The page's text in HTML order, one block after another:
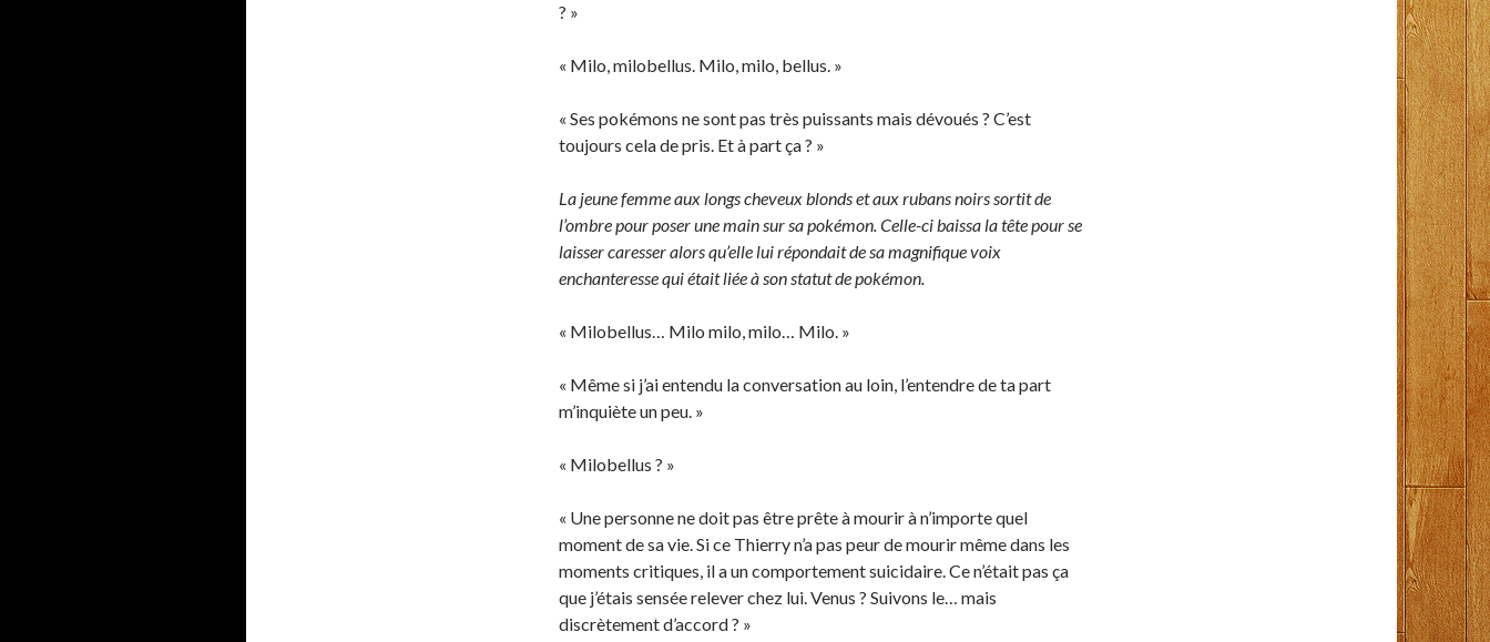
? »
« Milo, milobellus. Milo, milo, bellus. »
« Ses pokémons ne sont pas très puissants mais dévoués ? C’est
toujours cela de pris. Et à part ça ? »
La jeune femme aux longs cheveux blonds et aux rubans noirs sortit de
l’ombre pour poser une main sur sa pokémon. Celle-ci baissa la tête pour se
laisser caresser alors qu’elle lui répondait de sa magnifique voix
enchanteresse qui était liée à son statut de pokémon.
« Milobellus… Milo milo, milo… Milo. »
« Même si j’ai entendu la conversation au loin, l’entendre de ta part
m’inquiète un peu. »
« Milobellus ? »
« Une personne ne doit pas être prête à mourir à n’importe quel
moment de sa vie. Si ce Thierry n’a pas peur de mourir même dans les
moments critiques, il a un comportement suicidaire. Ce n’était pas ça
que j’étais sensée relever chez lui. Venus ? Suivons le… mais
discrètement d’accord ? »